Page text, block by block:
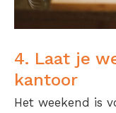
4. Laat je
kantoor
Het weekend is